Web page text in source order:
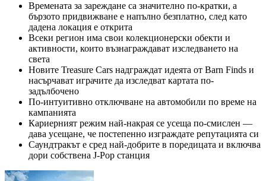
Времената за зареждане са значително по-кратки, а
бързото придвижване е напълно безплатно, след като
дадена локация е открита
Всеки регион има свои колекционерски обекти и
активности, които възнаграждават изследването на
света
Новите Treasure Cars надграждат идеята от Barn Finds и
насърчават играчите да изследват картата по-
задълбочено
По-интуитивно отключване на автомобили по време на
кампанията
Кариерният режим най-накрая се усеща по-смислен —
дава усещане, че постепенно изграждате репутацията си
Саундтракът е сред най-добрите в поредицата и включва
дори собствена J-Pop станция